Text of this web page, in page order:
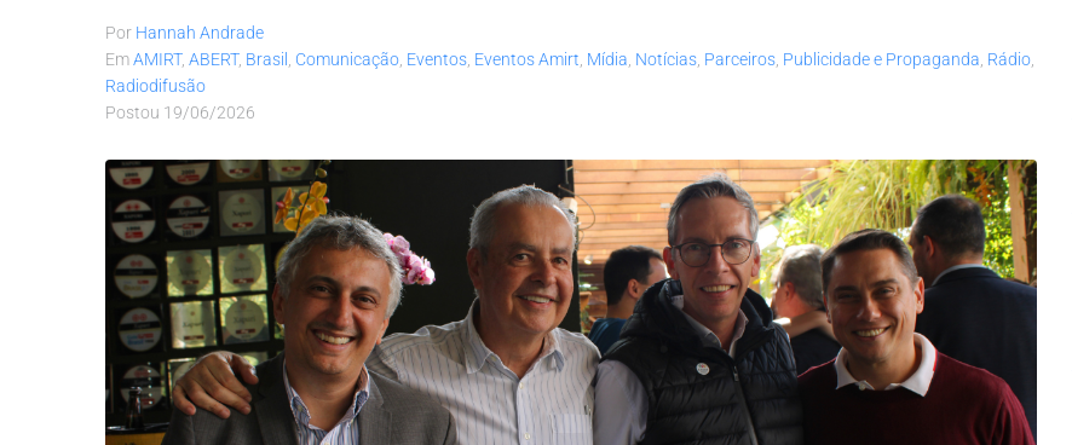
Por Hannah Andrade
EmAMIRT, ABERT, Brasil Comunicação Eventos Eventos Amirt Mídia Notícias Parceiros Publicidade e Propaganda Rádio
Radiodifusão
Postou 19/06/2026